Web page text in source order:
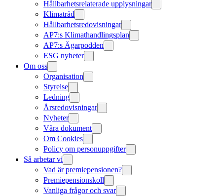
Hållbarhetsrelaterade upplysningar
Klimatråd
Hållbarhetsredovisningar
AP7:s Klimathandlingsplan
AP7:s Ägarpodden
ESG nyheter
Om oss
Organisation
Styrelse
Ledning
Årsredovisningar
Nyheter
Våra dokument
Om Cookies
Policy om personuppgifter
Så arbetar vi
Vad är premiepensionen?
Premiepensionskoll
Vanliga frågor och svar